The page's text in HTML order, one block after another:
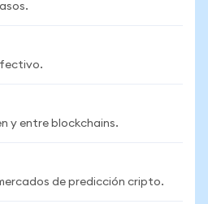
y entre blockchains.
de predicción cripto.